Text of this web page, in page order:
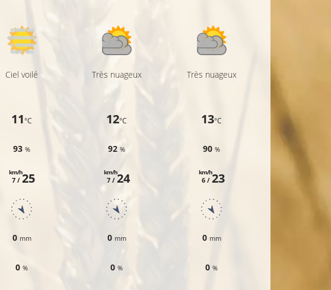
Ciel voilé
11°C
93%
7 /
km/h25
0 mm
0%
Très nuageux
12°C
92%
7 /
km/h24
0 mm
0%
Très nuageux
13°C
90%
6 /
km/h23
0 mm
0%